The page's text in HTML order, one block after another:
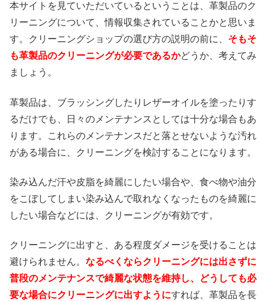
本サイトを見ていただいているということは、革製品のク
リーニングについて、情報収集されていることかと思いま
す。クリーニングショップの選び方の説明の前に、 そもそ
も革製品のクリーニングが必要であるかどうか、考えてみ
ましょう。
革製品は、ブラッシングしたりレザーオイルを塗ったりす
るだけでも、日々のメンテナンスとしては十分な場合もあ
ります。これらのメンテナンスだと落とせないような汚れ
がある場合に、クリーニングを検討することになります。
染み込んだ汗や皮脂を綺麗にしたい場合や、食べ物や油分
をこぼしてしまい染み込んで取れなくなったものを綺麗に
したい場合などには、クリーニングが有効です。
クリーニングに出すと、ある程度ダメージを受けることは
避けられません。 なるべくならクリーニングには出さずに
普段のメンテナンスで綺麗な状態を維持し、どうしても必
要な場合にクリーニングに出すようにすれば、革製品を長